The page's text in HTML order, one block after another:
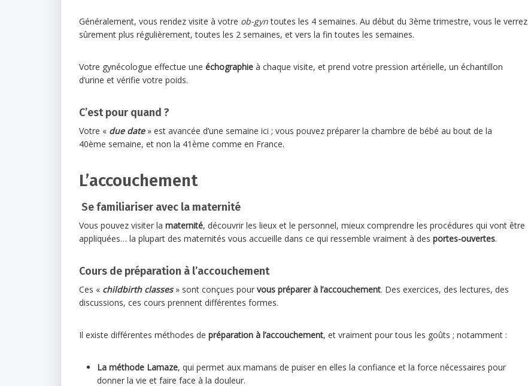
Généralement, vous rendez visite à votre ob-gyntoutes les 4 semaines. Au début du 3ème trimestre, vous le verrez
sûrement plus régulièrement, toutes les 2 semaines, et vers la fin toutes les semaines.
Votre gynécologue effectue une échographie à chaque visite, et prend votre pression artérielle, un échantillon
d’urine et vérifie votre poids.
C’est pour quand ?
Votre « due date» est avancée d’une semaine ici ; vous pouvez préparer la chambre de bébé au bout de la
40ème semaine, et non la 41ème comme en France.
L’accouchement
Se familiariser avec la maternité
Vous pouvez visiter la maternité, découvrir les lieux et le personnel, mieux comprendre les procédures qui vont être
appliquées… la plupart des maternités vous accueille dans ce qui ressemble vraiment à des portes-ouvertes.
Cours de préparation à l’accouchement
Ces « childbirth classes» sont conçues pour vous préparer à l’accouchement. Des exercices, des lectures, des
discussions, ces cours prennent différentes formes.
Il existe différentes méthodes de préparation à l’accouchement, et vraiment pour tous les goûts ; notamment :
La méthode Lamaze, qui permet aux mamans de puiser en elles la confiance et la force nécessaires pour
donner la vie et faire face à la douleur.